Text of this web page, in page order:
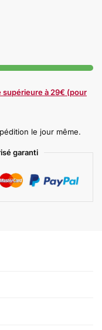
supérieure à 29€ (pour
le jour même.
garanti